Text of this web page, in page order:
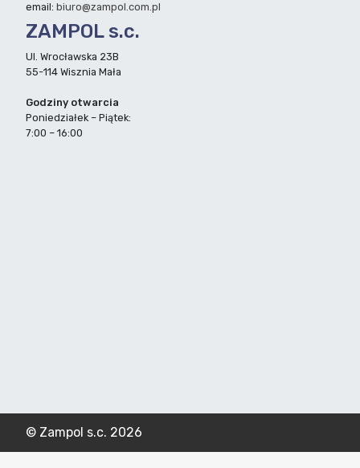
email: biuro@zampol.com.pl
ZAMPOL s.c.
Ul. Wrocławska 23B
55-114 Wisznia Mała
Godziny otwarcia
Poniedziałek – Piątek:
7:00 – 16:00
© Zampol s.c. 2026